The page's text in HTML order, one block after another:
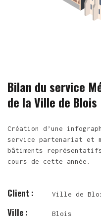
Bilan du service
de la Ville de Blois
Création d’une
service partenariat et
bâtiments
cours de cette année.
Client : Ville de
Ville : Blois